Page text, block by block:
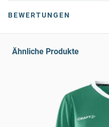
BEWERTUNGEN
Ähnliche Produkte